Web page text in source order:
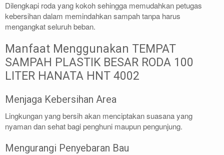
Dilengkapi roda yang kokoh sehingga memudahkan petugas
kebersihan dalam memindahkan sampah tanpa harus
mengangkat seluruh beban.
Manfaat Menggunakan TEMPAT
SAMPAH PLASTIK BESAR RODA 100
LITER HANATA HNT 4002
Menjaga Kebersihan Area
Lingkungan yang bersih akan menciptakan suasana yang
nyaman dan sehat bagi penghuni maupun pengunjung.
Mengurangi Penyebaran Bau